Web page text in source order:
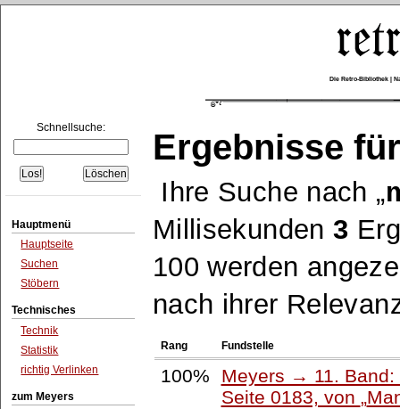
Die Retro-Bibliothek |
Schnellsuche:
Hauptmenü
Hauptseite
Suchen
Stöbern
Technisches
Technik
Statistik
richtig Verlinken
zum Meyers
Ergebnisse
Ihre Suche nach
Millisekunden3
100 werden
nach ihrer
Rang Fundstelle
100%
Meyers → 11.
Seite 0183, von